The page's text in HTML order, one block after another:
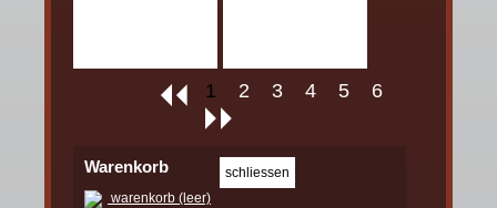
1 2 3 4 5 6
Warenkorb
warenkorb (leer)